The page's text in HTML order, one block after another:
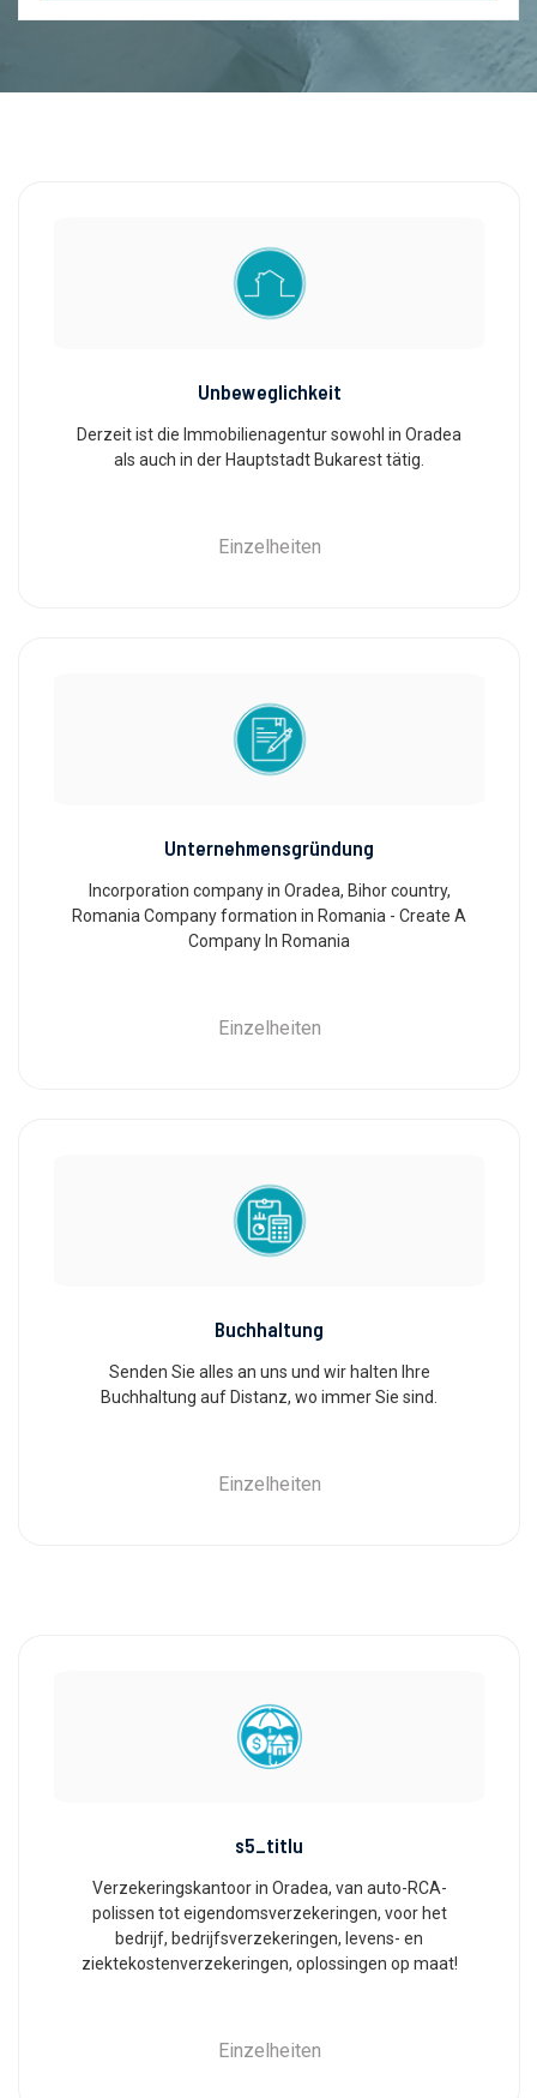
Unbeweglichkeit
Derzeit ist die Immobilienagentur sowohl in Oradea
als auch in der Hauptstadt Bukarest tätig.
Einzelheiten
Unternehmensgründung
Incorporation company in Oradea, Bihor country,
Romania Company formation in Romania - Create A
Company In Romania
Einzelheiten
Buchhaltung
Senden Sie alles an uns und wir halten Ihre
Buchhaltung auf Distanz, wo immer Sie sind.
Einzelheiten
s5_titlu
Verzekeringskantoor in Oradea, van auto-RCA-
polissen tot eigendomsverzekeringen, voor het
bedrijf, bedrijfsverzekeringen, levens- en
ziektekostenverzekeringen, oplossingen op maat!
Einzelheiten